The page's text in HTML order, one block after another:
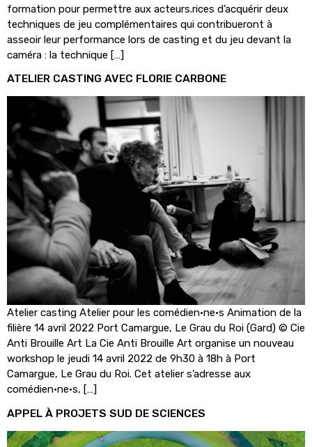
formation pour permettre aux acteurs.rices d’acquérir deux
techniques de jeu complémentaires qui contribueront à
asseoir leur performance lors de casting et du jeu devant la
caméra : la technique […]
ATELIER CASTING AVEC FLORIE CARBONE
Atelier casting Atelier pour les comédien·ne·s Animation de la
filière 14 avril 2022 Port Camargue, Le Grau du Roi (Gard) © Cie
Anti Brouille Art La Cie Anti Brouille Art organise un nouveau
workshop le jeudi 14 avril 2022 de 9h30 à 18h à Port
Camargue, Le Grau du Roi. Cet atelier s’adresse aux
comédien·ne·s, […]
APPEL À PROJETS SUD DE SCIENCES